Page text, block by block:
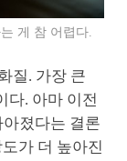
게 참 어렵다.
질. 가장 큰
다. 아마 이전
졌다는 결론
가 더 높아진